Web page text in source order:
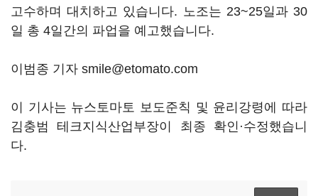
고수하며 대치하고 있습니다. 노조는 23~25일과 30
일 총 4일간의 파업을 예고했습니다.
이범종 기자 smile@etomato.com
이 기사는 뉴스토마토 보도준칙 및 윤리강령에 따라
김충범 테크지식산업부장이 최종 확인·수정했습니
다.